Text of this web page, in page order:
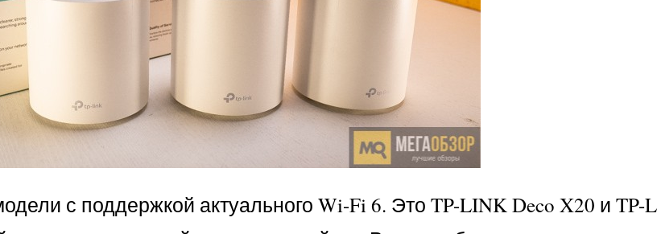
с поддержкой актуального Wi-Fi 6. Это TP-LINK Deco X20 и TP-